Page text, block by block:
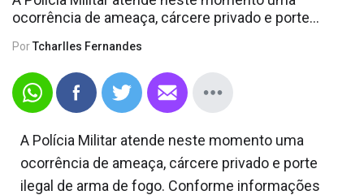
OPINIÃO
ocorrência de ameaça, cárcere privado e porte...
PorTcharlles Fernandes
A Polícia Militar atende neste momento uma
ocorrência de ameaça, cárcere privado e porte
ilegal de arma de fogo. Conforme informações